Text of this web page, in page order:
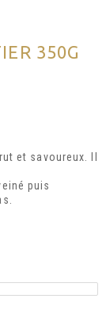
350G
et savoureux. Il
puis